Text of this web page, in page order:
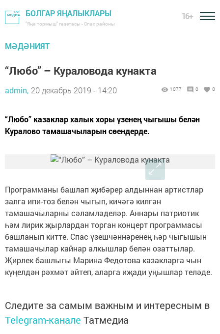
БОЛГАР ЯҢАЛЫКЛАРЫ
"Яңа тормыш" газетасы - Спас районы
16+
МӘДӘНИЯТ
“Любо” – Кураловода кунакта
admin, 20 декабрь 2019 - 14:20 1077 0 0
“Любо” казаклар халык хоры үзенең чыгышы белән
Куралово тамашачыларын сөендерде.
Программаны башлап җибәрер алдыннан артистлар
залга ипи-тоз белән чыгып, кичәгә килгән
тамашачыларны сәламләделәр. Аннары патриотик
һәм лирик җырлардан торган концерт программасы
башланып китте. Спас үзешчәннәренең һәр чыгышын
тамашачылар кайнар алкышлар белән озаттылар.
Җирлек башлыгы Марина Федотова казакларга чын
күңелдән рәхмәт әйтеп, аларга иҗади уңышлар теләде.
Следите за самым важным и интересным в
Telegram-канале Татмедиа